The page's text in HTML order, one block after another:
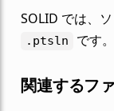
SOLID では、
.ptsln です。
関連するフ